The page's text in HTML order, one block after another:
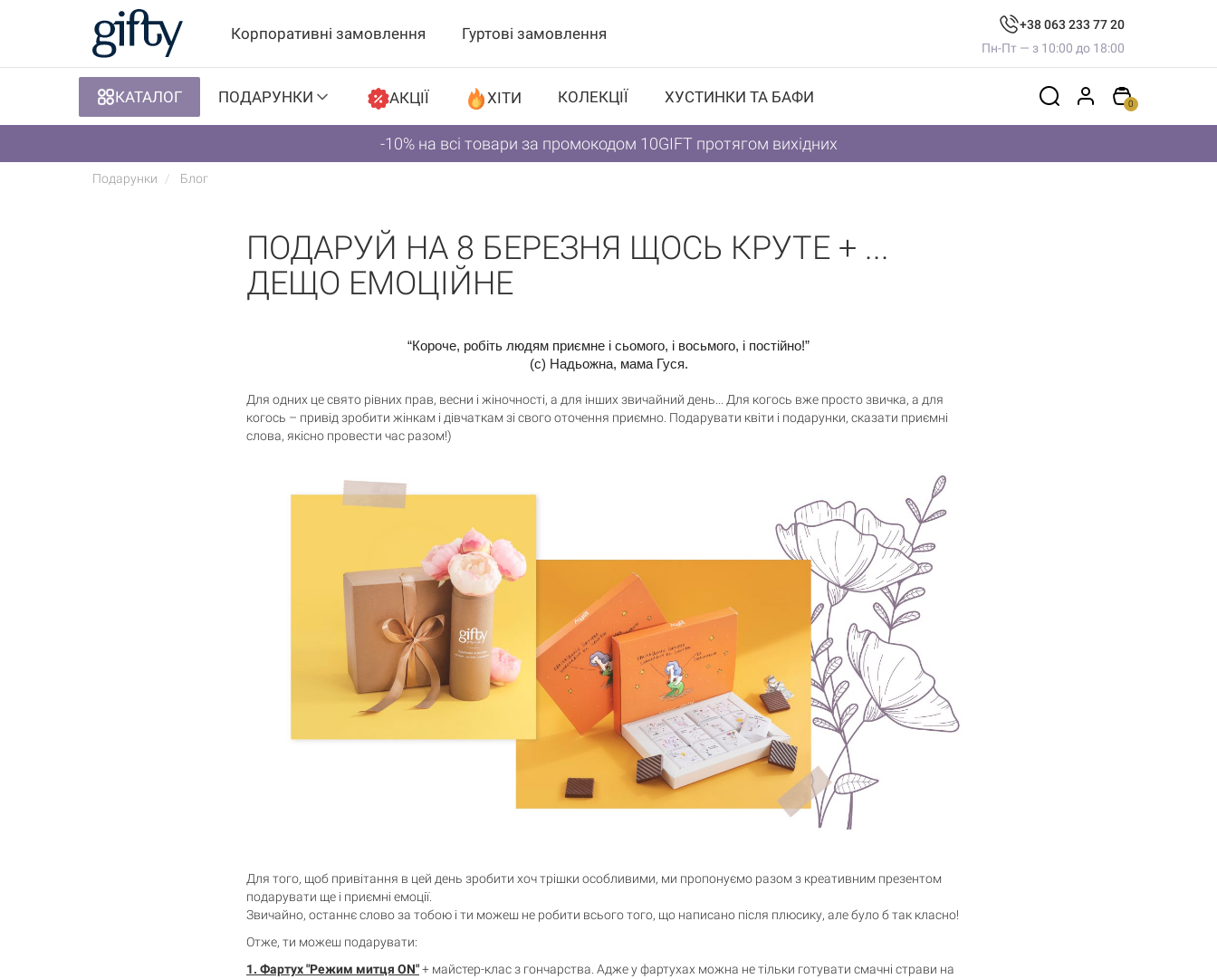
Корпоративні замовлення Гуртові замовлення
+38 063 233 77 20
Пн-Пт — з 10:00 до 18:00
КАТАЛОГ ПОДАРУНКИ АКЦІЇ ХІТИ КОЛЕКЦІЇ ХУСТИНКИ ТА БАФИ 0
-10% на всі товари за промокодом 10GIFT протягом вихідних
Подарунки Блог
ПОДАРУЙ НА 8 БЕРЕЗНЯ ЩОСЬ КРУТЕ + ...
ДЕЩО ЕМОЦІЙНЕ
“Короче, робіть людям приємне і сьомого, і восьмого, і постійно!”
(с) Надьожна, мама Гуся.
Для одних це свято рівних прав, весни і жіночності, а для інших звичайний день... Для когось вже просто звичка, а для
когось – привід зробити жінкам і дівчаткам зі свого оточення приємно. Подарувати квіти і подарунки, сказати приємні
слова, якісно провести час разом!)
Для того, щоб привітання в цей день зробити хоч трішки особливими, ми пропонуємо разом з креативним презентом
подарувати ще і приємні емоції.
Звичайно, останнє слово за тобою і ти можеш не робити всього того, що написано після плюсику, але було б так класно!
Отже, ти можеш подарувати:
1. Фартух "Режим митця ON"+ майстер-клас з гончарства. Адже у фартухах можна не тільки готувати смачні страви на